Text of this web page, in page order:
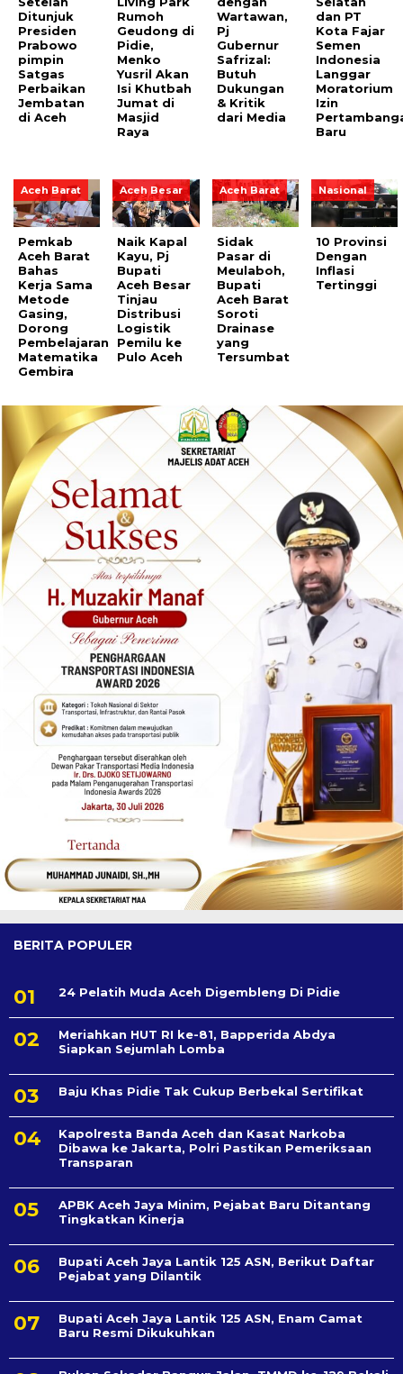
Ditunjuk
Presiden
Prabowo
pimpin
Satgas
Perbaikan
Jembatan
di Aceh
Rumoh
Geudong di
Pidie,
Menko
Yusril Akan
Isi Khutbah
Jumat di
Masjid
Raya
Wartawan,
Pj
Gubernur
Safrizal:
Butuh
Dukungan
& Kritik
dari Media
dan PT
Kota Fajar
Semen
Indonesia
Langgar
Moratorium
Izin
Baru
Aceh Barat
Pemkab
Aceh Barat
Bahas
Kerja Sama
Metode
Gasing,
Dorong
Pembelajaran
Matematika
Gembira
Aceh Besar
Naik Kapal
Kayu, Pj
Bupati
Aceh Besar
Tinjau
Distribusi
Logistik
Pemilu ke
Pulo Aceh
Aceh Barat
Sidak
Pasar di
Meulaboh,
Bupati
Aceh Barat
Soroti
Drainase
yang
Tersumbat
Nasional
10 Provinsi
Dengan
Inflasi
Tertinggi
BERITA POPULER
24 Pelatih Muda Aceh Digembleng Di Pidie
Meriahkan HUT RI ke-81, Bapperida Abdya
Siapkan Sejumlah Lomba
Baju Khas Pidie Tak Cukup Berbekal Sertifikat
Kapolresta Banda Aceh dan Kasat Narkoba
Dibawa ke Jakarta, Polri Pastikan Pemeriksaan
Transparan
APBK Aceh Jaya Minim, Pejabat Baru Ditantang
Tingkatkan Kinerja
Bupati Aceh Jaya Lantik 125 ASN, Berikut Daftar
Pejabat yang Dilantik
Bupati Aceh Jaya Lantik 125 ASN, Enam Camat
Baru Resmi Dikukuhkan